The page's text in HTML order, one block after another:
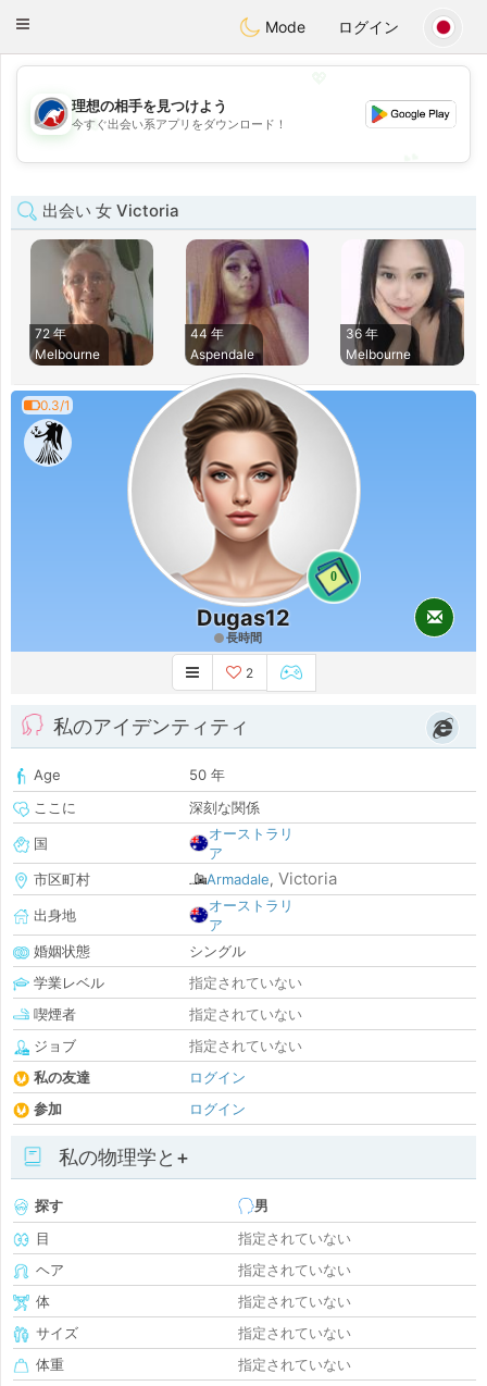
AustraliaChat
Toggle
Mode ログイン
💖
💕
理想の相手を見つけよう
今すぐ出会い系アプリをダウンロード！
出会い 女 Victoria
72 年
Melbourne
44 年
Aspendale
36 年
Melbourne
0.3/1
0
Dugas12
長時間
2
私のアイデンティティ
Age
50 年
ここに
深刻な関係
国
オーストラリ
ア
市区町村
Armadale, Victoria
出身地
オーストラリ
ア
婚姻状態
シングル
学業レベル
指定されていない
喫煙者
指定されていない
ジョブ
指定されていない
私の友達
ログイン
参加
ログイン
私の物理学と+
探す
男
目
指定されていない
ヘア
指定されていない
体
指定されていない
サイズ
指定されていない
体重
指定されていない